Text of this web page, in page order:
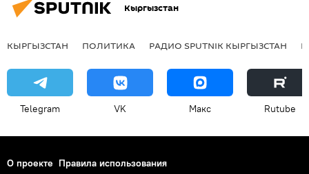
Кыргызстан
КЫРГЫЗСТАН ПОЛИТИКА РАДИО SPUTNIK КЫРГЫЗСТАН
Telegram VK Макс Rutube
О проекте Правила использования